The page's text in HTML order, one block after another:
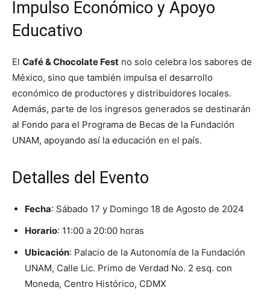
Impulso Económico y Apoyo
Educativo
El Café & Chocolate Fest no solo celebra los sabores de
México, sino que también impulsa el desarrollo
económico de productores y distribuidores locales.
Además, parte de los ingresos generados se destinarán
al Fondo para el Programa de Becas de la Fundación
UNAM, apoyando así la educación en el país.
Detalles del Evento
Fecha: Sábado 17 y Domingo 18 de Agosto de 2024
Horario: 11:00 a 20:00 horas
Ubicación: Palacio de la Autonomía de la Fundación
UNAM, Calle Lic. Primo de Verdad No. 2 esq. con
Moneda, Centro Histórico, CDMX